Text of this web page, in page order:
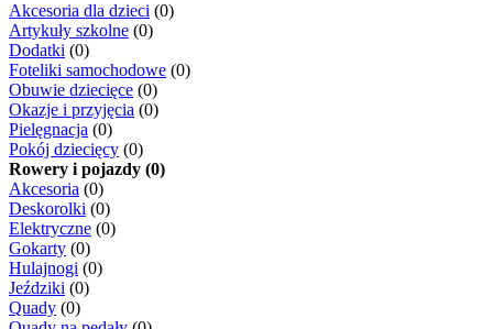
Akcesoria dla dzieci (0)
Artykuły szkolne (0)
Dodatki (0)
Foteliki samochodowe (0)
Obuwie dziecięce (0)
Okazje i przyjęcia (0)
Pielęgnacja (0)
Pokój dziecięcy (0)
Rowery i pojazdy (0)
Akcesoria (0)
Deskorolki (0)
Elektryczne (0)
Gokarty (0)
Hulajnogi (0)
Jeździki (0)
Quady (0)